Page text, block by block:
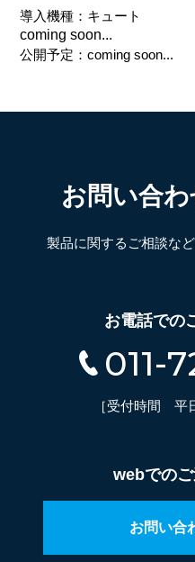
導入機種：キュート
coming soon...
公開予定：coming soon...
お問い合
製品に関するご相談な
お電話での
011-
［受付時間 平
webでの
お問い合